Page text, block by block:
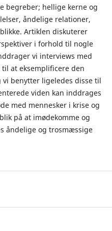
begreber; hellige kerne og
åndelige relationer,
Artiklen diskuterer
i forhold til nogle
vi interviews med
at eksemplificere den
vi benytter ligeledes disse til
viden kan inddrages
med mennesker i krise og
på at imødekomme og
åndelige og trosmæssige